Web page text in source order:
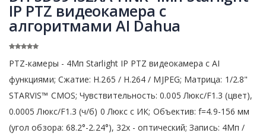
IP PTZ видеокамера с
алгоритмами AI Dahua
PTZ-камеры - 4Мп Starlight IP PTZ видеокамера с AI
функциями; Сжатие: H.265 / H.264 / MJPEG; Матрица: 1/2.8"
STARVIS™ CMOS; Чувствительность: 0.005 Люкс/F1.3 (цвет),
0.0005 Люкс/F1.3 (ч/б) 0 Люкс с ИК; Объектив: f=4.9-156 мм
(угол обзора: 68.2°-2.24°), 32x - оптический; Запись: 4Мп /